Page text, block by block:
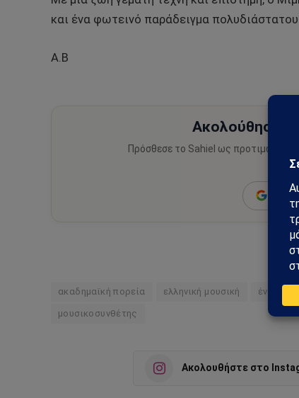
και ένα φωτεινό παράδειγμα
Α.Β
Ακολούθησε
Πρόσθεσε το Sahiel ως προτιμώμενη
Add
ακαδημαϊκή πορεία ελληνική μουσική έντεχνο
μουσικοσυνθέτης
Ακολουθήστε στο